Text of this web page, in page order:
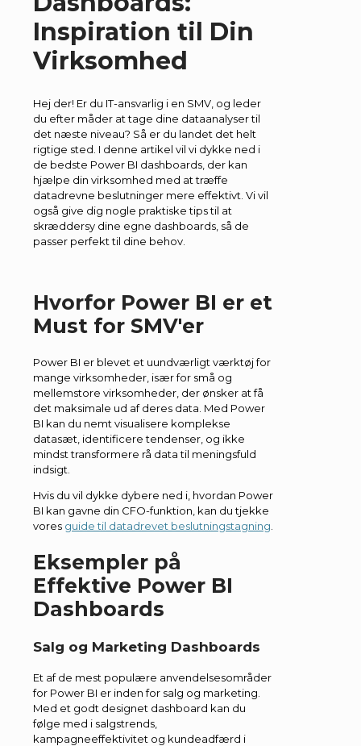
Inspiration til Din
Virksomhed
Hej der! Er du IT-ansvarlig i en SMV, og leder
du efter måder at tage dine dataanalyser til
det næste niveau? Så er du landet det helt
rigtige sted. I denne artikel vil vi dykke ned i
de bedste Power BI dashboards, der kan
hjælpe din virksomhed med at træffe
datadrevne beslutninger mere effektivt. Vi vil
også give dig nogle praktiske tips til at
skræddersy dine egne dashboards, så de
passer perfekt til dine behov.
Hvorfor Power BI er et
Must for SMV'er
Power BI er blevet et uundværligt værktøj for
mange virksomheder, især for små og
mellemstore virksomheder, der ønsker at få
det maksimale ud af deres data. Med Power
BI kan du nemt visualisere komplekse
datasæt, identificere tendenser, og ikke
mindst transformere rå data til meningsfuld
indsigt.
Hvis du vil dykke dybere ned i, hvordan Power
BI kan gavne din CFO-funktion, kan du tjekke
vores guide til datadrevet beslutningstagning
Eksempler på
Effektive Power BI
Dashboards
Salg og Marketing Dashboards
Et af de mest populære anvendelsesområder
for Power BI er inden for salg og marketing.
Med et godt designet dashboard kan du
følge med i salgstrends,
kampagneeffektivitet og kundeadfærd i